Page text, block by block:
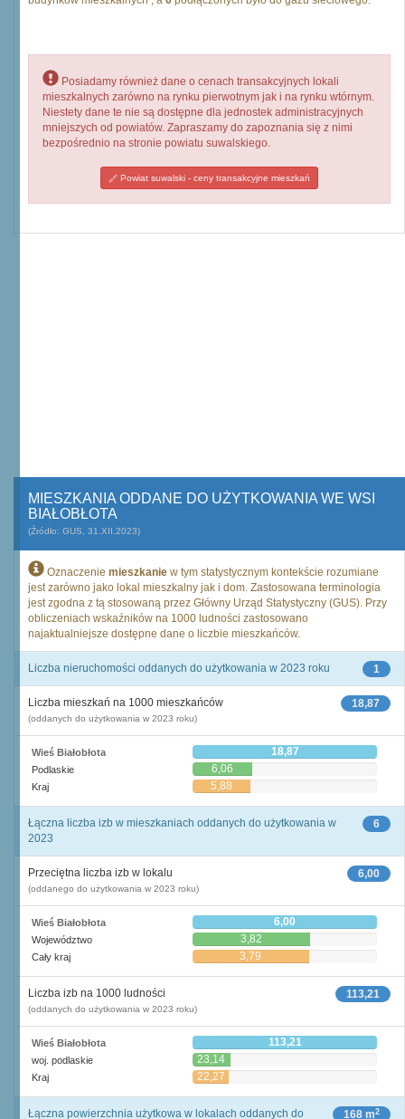
Posiadamy również dane o cenach transakcyjnych lokali
mieszkalnych zarówno na rynku pierwotnym jak i na rynku wtórnym.
Niestety dane te nie są dostępne dla jednostek administracyjnych
mniejszych od powiatów. Zapraszamy do zapoznania się z nimi
bezpośrednio na stronie powiatu suwalskiego.
Powiat suwalski - ceny transakcyjne mieszkań
MIESZKANIA ODDANE DO UŻYTKOWANIA WE WSI
BIAŁOBŁOTA
(Źródło: GUS, 31.XII.2023)
Oznaczenie mieszkanie w tym statystycznym kontekście rozumiane
jest zarówno jako lokal mieszkalny jak i dom. Zastosowana terminologia
jest zgodna z tą stosowaną przez Główny Urząd Statystyczny (GUS). Przy
obliczeniach wskaźników na 1000 ludności zastosowano
najaktualniejsze dostępne dane o liczbie mieszkańców.
1
Liczba nieruchomości oddanych do użytkowania w 2023 roku
18,87
Liczba mieszkań na 1000 mieszkańców
(oddanych do użytkowania w 2023 roku)
Wieś Białobłota 18,87
Podlaskie 6,06
Kraj 5,88
6
Łączna liczba izb w mieszkaniach oddanych do użytkowania w
2023
6,00
Przeciętna liczba izb w lokalu
(oddanego do użytkowania w 2023 roku)
Wieś Białobłota 6,00
Województwo 3,82
Cały kraj 3,79
113,21
Liczba izb na 1000 ludności
(oddanych do użytkowania w 2023 roku)
Wieś Białobłota 113,21
woj. podlaskie 23,14
Kraj 22,27
168 m2
Łączna powierzchnia użytkowa w lokalach oddanych do